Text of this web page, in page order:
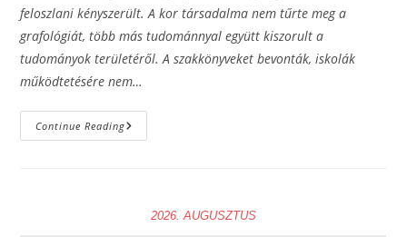
feloszlani kényszerült. A kor társadalma nem tűrte meg a
grafológiát, több más tudománnyal együtt kiszorult a
tudományok területéről. A szakkönyveket bevonták, iskolák
működtetésére nem…
Continue ReadingA
Második
2026. AUGUSZTUS